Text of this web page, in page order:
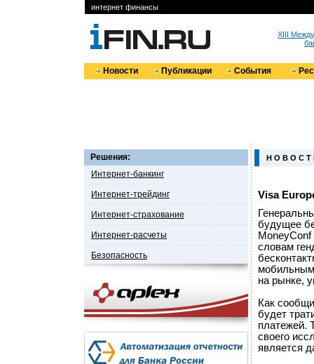
интернет финансы
XIII
Новости Публикации События
Решения:
Интернет-банкинг
Интернет-трейдинг
Интернет-страхование
Интернет-расчеты
Безопасность
Н О В О С Т
Visa
будущее
словам
на рынке,
Как
будет
платежей.
своего
является